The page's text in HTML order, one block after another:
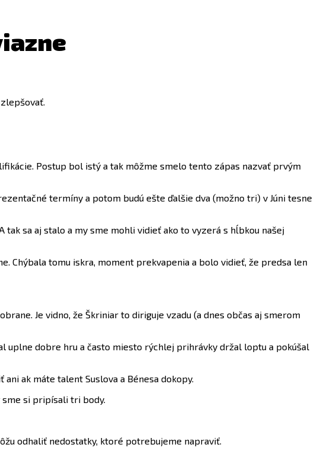
Postup bol istý a tak môžme smelo tento zápas nazvať prvým
termíny a potom budú ešte ďalšie dva (možno tri) v Júni tesne
tak sa aj stalo a my sme mohli vidieť ako to vyzerá s hĺbkou našej
Chýbala tomu iskra, moment prekvapenia a bolo vidieť, že predsa len
Je vidno, že Škriniar to diriguje vzadu (a dnes občas aj smerom
uplne dobre hru a často miesto rýchlej prihrávky držal loptu a pokúšal
ak máte talent Suslova a Bénesa dokopy.
si pripísali tri body.
odhaliť nedostatky, ktoré potrebujeme napraviť.